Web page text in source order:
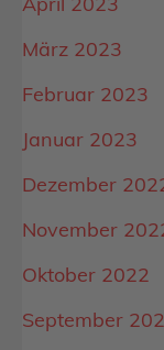
März 2023
Februar 2023
Januar 2023
Dezember
November
Oktober 2022
September